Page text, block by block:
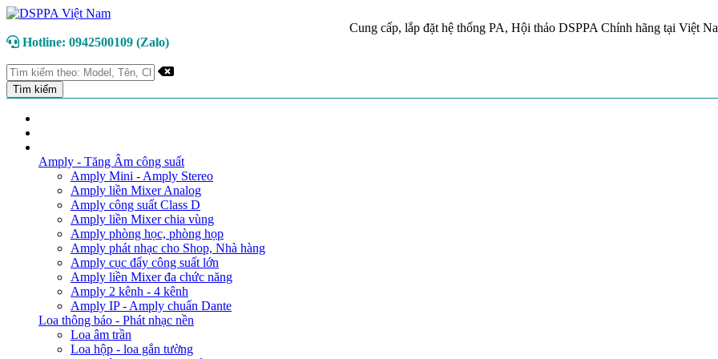
Cung cấp, lắp đặt hệ thống PA, Hội thảo DSPPA Chính hãng tại Việt
Hotline: 0942500109 (Zalo)
Amply - Tăng Âm công suất
Amply Mini - Amply Stereo
Amply liền Mixer Analog
Amply công suất Class D
Amply liền Mixer chia vùng
Amply phòng học, phòng họp
Amply phát nhạc cho Shop, Nhà hàng
Amply cục đẩy công suất lớn
Amply liền Mixer đa chức năng
Amply 2 kênh - 4 kênh
Amply IP - Amply chuẩn Dante
Loa thông báo - Phát nhạc nền
Loa âm trần
Loa hộp - loa gắn tường